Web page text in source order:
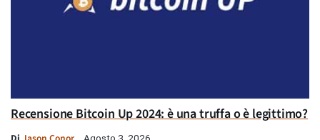
Recensione Bitcoin Up 2024: è una truffa o è legittimo?